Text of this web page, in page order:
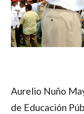
Aurelio Nuño
de Educación